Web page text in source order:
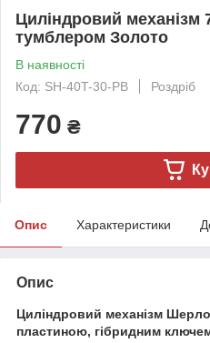
Циліндровий механізм
тумблером Золото
В наявності
Код: SH-40T-30-PB
Роздріб
770 ₴
Опис Характеристики
Опис
Циліндровий механізм
пластиною, гібридним